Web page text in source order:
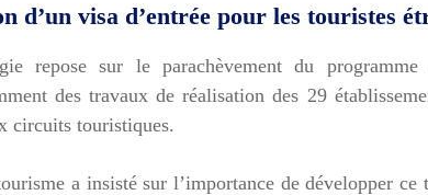
d’un visa d’entrée pour les touristes
repose sur le parachèvement du
des travaux de réalisation des 29
circuits touristiques.
a insisté sur l’importance de développer ce